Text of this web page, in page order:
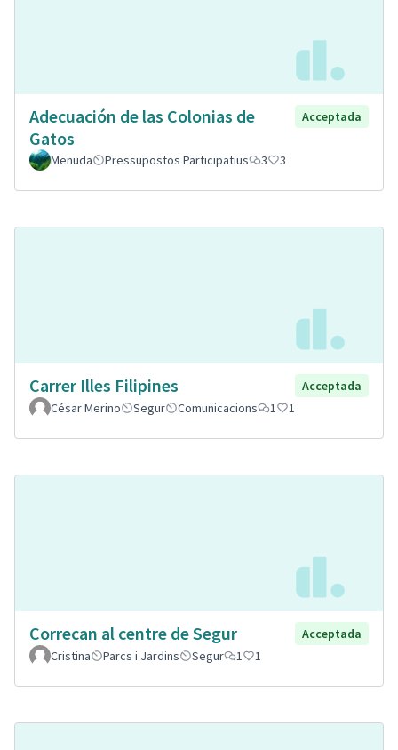
Adecuación de las Colonias de
Gatos
Acceptada
Menuda Pressupostos Participatius 3 3
Carrer Illes Filipines
Acceptada
César Merino
Segur Comunicacions 1 1
Correcan al centre de Segur
Acceptada
Cristina
Parcs i Jardins Segur 1 1